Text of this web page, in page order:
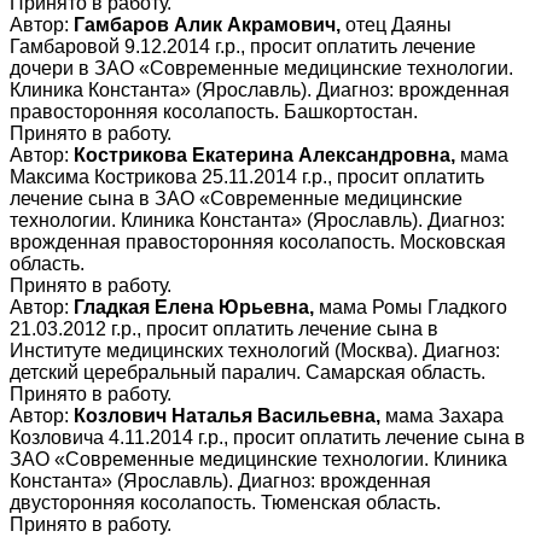
Автор: Гамбаров Алик Акрамович, отец Даяны
Гамбаровой 9.12.2014 г.р., просит оплатить лечение
дочери в ЗАО «Современные медицинские технологии.
Клиника Константа» (Ярославль). Диагноз: врожденная
правосторонняя косолапость. Башкортостан.
Принято в работу.
Автор: Кострикова Екатерина Александровна, мама
Максима Кострикова 25.11.2014 г.р., просит оплатить
лечение сына в ЗАО «Современные медицинские
технологии. Клиника Константа» (Ярославль). Диагноз:
врожденная правосторонняя косолапость. Московская
область.
Принято в работу.
Автор: Гладкая Елена Юрьевна, мама Ромы Гладкого
21.03.2012 г.р., просит оплатить лечение сына в
Институте медицинских технологий (Москва). Диагноз:
детский церебральный паралич. Самарская область.
Принято в работу.
Автор: Козлович Наталья Васильевна, мама Захара
Козловича 4.11.2014 г.р., просит оплатить лечение сына в
ЗАО «Современные медицинские технологии. Клиника
Константа» (Ярославль). Диагноз: врожденная
двусторонняя косолапость. Тюменская область.
Принято в работу.